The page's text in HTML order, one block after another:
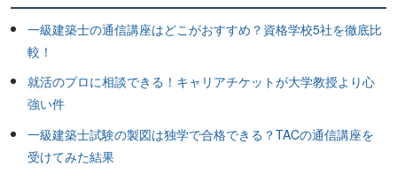
一級建築士の通信講座はどこがおすすめ？資格学校5社を徹底比
較！
就活のプロに相談できる！キャリアチケットが大学教授より心
強い件
一級建築士試験の製図は独学で合格できる？TACの通信講座を
受けてみた結果